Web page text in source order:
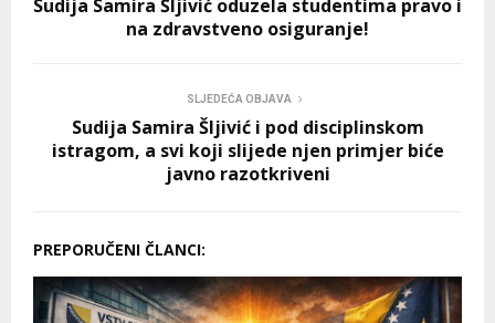
Sudija Samira Šljivić oduzela studentima pravo i
na zdravstveno osiguranje!
SLJEDEĆA OBJAVA
Sudija Samira Šljivić i pod disciplinskom
istragom, a svi koji slijede njen primjer biće
javno razotkriveni
PREPORUČENI ČLANCI: